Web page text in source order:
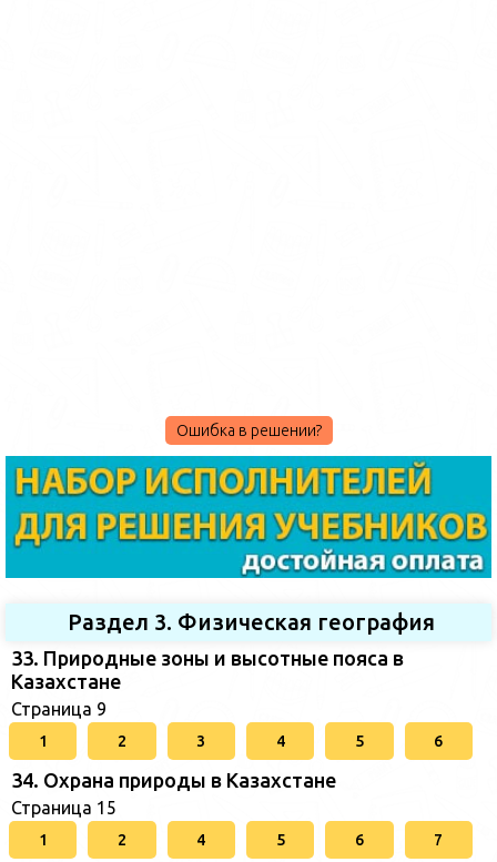
Ошибка в решении?
Раздел 3. Физическая география
33. Природные зоны и высотные пояса в
Казахстане
Страница 9
1 2 3 4 5 6
34. Охрана природы в Казахстане
Страница 15
1 2 4 5 6 7